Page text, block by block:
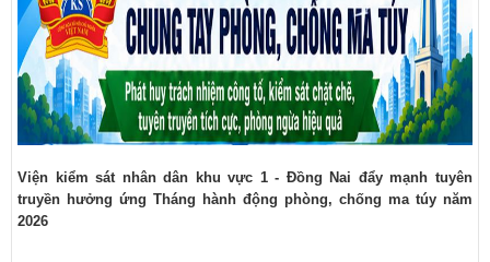
Viện kiểm sát nhân dân khu vực 1 - Đồng Nai đẩy mạnh tuyên
truyền hưởng ứng Tháng hành động phòng, chống ma túy năm
2026